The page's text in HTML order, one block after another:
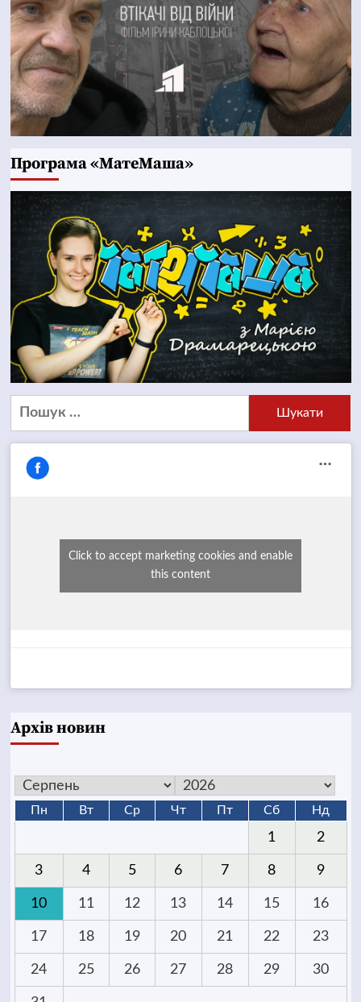
Програма «МатеМаша»
Пошук:
Click to accept marketing cookies and enable
this content
Архів новин
Пн Вт Ср Чт Пт Сб Нд
1 2
3 4 5 6 7 8 9
10 11 12 13 14 15 16
17 18 19 20 21 22 23
24 25 26 27 28 29 30